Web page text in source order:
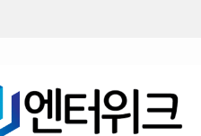
고스트밴드’ 8월 26일(수)